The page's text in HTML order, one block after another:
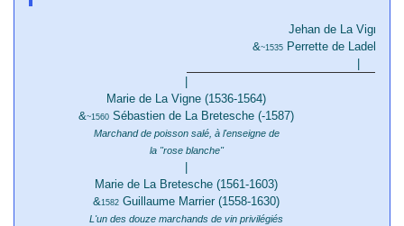
Jehan de La Vigne (-/
&~1535 Perrette de Ladehors
Marie de La Vigne (1536-1564)
&~1560 Sébastien de La Bretesche (-1587)
Marchand de poisson salé, à l'enseigne de
la "rose blanche"
Marie de La Bretesche (1561-1603)
&1582 Guillaume Marrier (1558-1630)
L'un des douze marchands de vin privilégiés